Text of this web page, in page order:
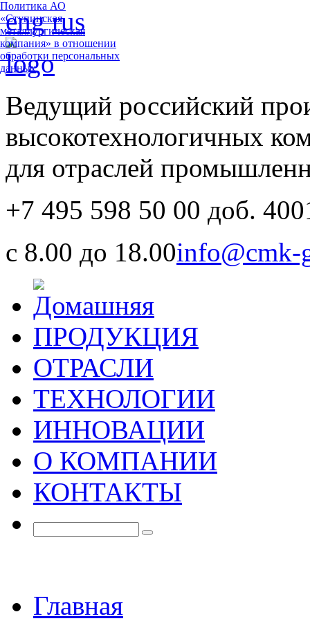
eng rus
Ведущий российский
высокотехнологичных
для отраслей
+7 495 598 50 00 доб.
с 8.00 до 18.00info@cmk-
ПРОДУКЦИЯ
ОТРАСЛИ
ТЕХНОЛОГИИ
ИННОВАЦИИ
О КОМПАНИИ
КОНТАКТЫ
Главная
Политика АО
«Ступинская
металлургическая
компания» в отношении
обработки персональных
данных